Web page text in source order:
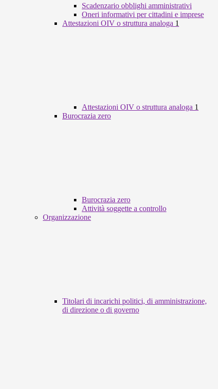
Scadenzario obblighi amministrativi
Oneri informativi per cittadini e imprese
Attestazioni OIV o struttura analoga 1
Attestazioni OIV o struttura analoga 1
Burocrazia zero
Burocrazia zero
Attività soggette a controllo
Organizzazione
Titolari di incarichi politici, di amministrazione,
di direzione o di governo